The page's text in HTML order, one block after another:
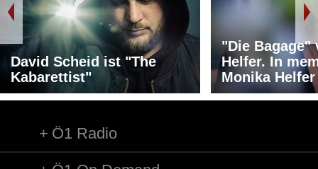
David Scheid ist "The
Kabarettist"
"Die Bagage"
Helfer. In
Monika Helfer
Ö1 Radio